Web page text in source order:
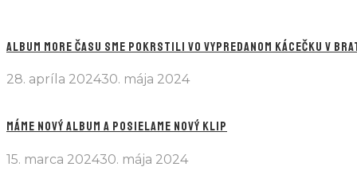
ALBUM MORE ČASU SME POKRSTILI VO VYPREDANOM KÁCEČKU V
28. apríla 202430. mája 2024
MÁME NOVÝ ALBUM A POSIELAME NOVÝ KLIP
15. marca 202430. mája 2024